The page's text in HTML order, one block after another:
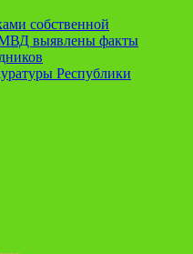
собственной
МВД выявлены факты
Республики